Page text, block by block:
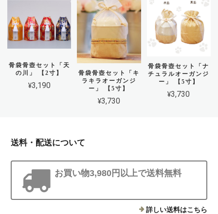
骨袋骨壺セット「天
の川」 【2寸】
¥3,190
骨袋骨壺セット「キ
ラキラオーガンジ
ー」 【5寸】
¥3,730
骨袋骨壺セット「ナ
チュラルオーガンジ
ー」 【5寸】
¥3,730
送料・配送について
お買い物3,980円以上で送料無料
詳しい送料はこちら